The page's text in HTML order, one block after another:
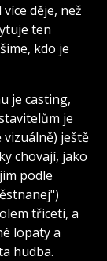
děje, než
ten
kdo je
je casting,
je
vizuálně) ještě
chovají, jako
podle
třiceti, a
lopaty a
hudba.